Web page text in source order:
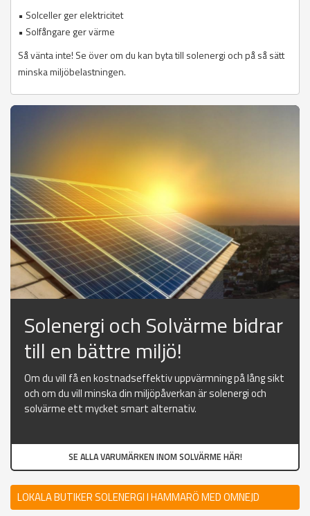
• Solceller ger elektricitet
• Solfångare ger värme
Så vänta inte! Se över om du kan byta till solenergi och på så sätt
minska miljöbelastningen.
Solenergi och Solvärme bidrar
till en bättre miljö!
Om du vill få en kostnadseffektiv uppvärmning på lång sikt
och om du vill minska din miljöpåverkan är solenergi och
solvärme ett mycket smart alternativ.
SE ALLA VARUMÄRKEN INOM SOLVÄRME HÄR!
LOKALA BUTIKER SOLENERGI I HAMMARÖ MED OMNEJD